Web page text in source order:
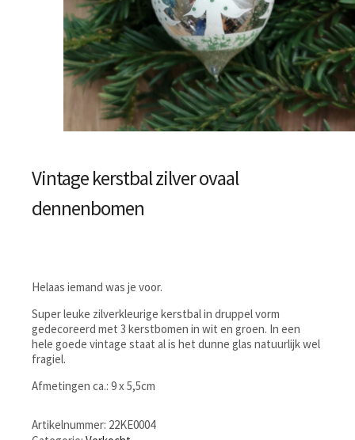
Vintage kerstbal zilver ovaal
dennenbomen
Helaas iemand was je voor.
Super leuke zilverkleurige kerstbal in druppel vorm
gedecoreerd met 3 kerstbomen in wit en groen. In een
hele goede vintage staat al is het dunne glas natuurlijk wel
fragiel.
Afmetingen ca.: 9 x 5,5cm
Artikelnummer: 22KE0004